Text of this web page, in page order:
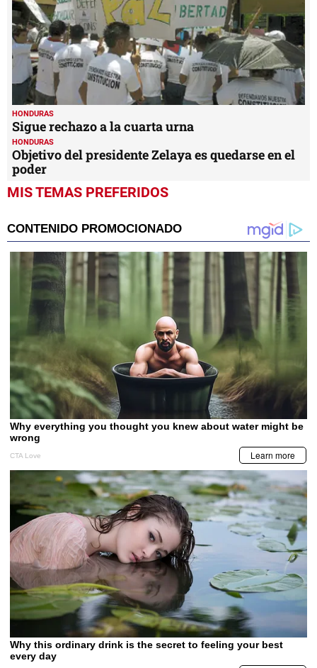
HONDURAS
Sigue rechazo a la cuarta urna
HONDURAS
Objetivo del presidente Zelaya es quedarse en el
poder
MIS TEMAS PREFERIDOS